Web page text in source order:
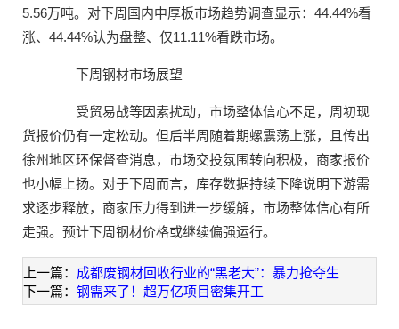
5.56万吨。对下周国内中厚板市场趋势调查显示：44.44%看
涨、44.44%认为盘整、仅11.11%看跌市场。
下周钢材市场展望
受贸易战等因素扰动，市场整体信心不足，周初现
货报价仍有一定松动。但后半周随着期螺震荡上涨，且传出
徐州地区环保督查消息，市场交投氛围转向积极，商家报价
也小幅上扬。对于下周而言，库存数据持续下降说明下游需
求逐步释放，商家压力得到进一步缓解，市场整体信心有所
走强。预计下周钢材价格或继续偏强运行。
上一篇： 成都废钢材回收行业的“黑老大”：暴力抢夺生
下一篇： 钢需来了！超万亿项目密集开工